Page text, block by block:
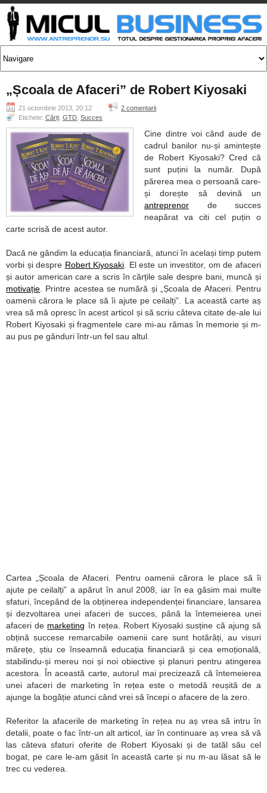
„Școala de Afaceri” de Robert Kiyosaki
21 octombrie 2013, 20:12
2 comentarii
Etichete: Cărți GTD Succes
Cine dintre voi când aude de
cadrul banilor nu-și amintește
de Robert Kiyosaki? Cred că
sunt puțini la număr. După
părerea mea o persoană care-
și dorește să devină un
antreprenor de succes
neapărat va citi cel puțin o
carte scrisă de acest autor.
Dacă ne gândim la educația financiară, atunci în același timp putem
vorbi și despre Robert Kiyosaki. El este un investitor, om de afaceri
și autor american care a scris în cărțile sale despre bani, muncă și
motivație. Printre acestea se numără și „Școala de Afaceri. Pentru
oamenii cărora le place să îi ajute pe ceilalți”. La această carte aș
vrea să mă opresc în acest articol și să scriu câteva citate de-ale lui
Robert Kiyosaki și fragmentele care mi-au rămas în memorie și m-
au pus pe gânduri într-un fel sau altul.
Cartea „Școala de Afaceri. Pentru oamenii cărora le place să îi
ajute pe ceilalți” a apărut în anul 2008, iar în ea găsim mai multe
sfaturi, începând de la obținerea independenței financiare, lansarea
și dezvoltarea unei afaceri de succes, până la întemeierea unei
afaceri de marketing în rețea. Robert Kiyosaki susține că ajung să
obțină succese remarcabile oamenii care sunt hotărâți, au visuri
mărețe, știu ce înseamnă educația financiară și cea emoțională,
stabilindu-și mereu noi și noi obiective și planuri pentru atingerea
acestora. În această carte, autorul mai precizează că întemeierea
unei afaceri de marketing în rețea este o metodă reușită de a
ajunge la bogăție atunci când vrei să începi o afacere de la zero.
Referitor la afacerile de marketing în rețea nu aș vrea să intru în
detalii, poate o fac într-un alt articol, iar în continuare aș vrea să vă
las câteva sfaturi oferite de Robert Kiyosaki și de tatăl său cel
bogat, pe care le-am găsit în această carte și nu m-au lăsat să le
trec cu vederea.